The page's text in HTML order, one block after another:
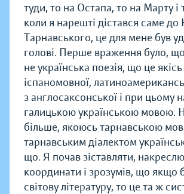
туди, то на Остапа, то на Марту і
коли я нарешті дістався саме до
Тарнавського, це для мене був
голові. Перше враження було, що
не українська поезія, що це
іспаномовної,
з англосаксонської і при цьому
галицькою українською мовою.
більше, якоюсь тарнавською
тарнавським діалектом
що. Я почав зіставляти,
координати і зрозумів, що якщо
світову літературу, то це та ж